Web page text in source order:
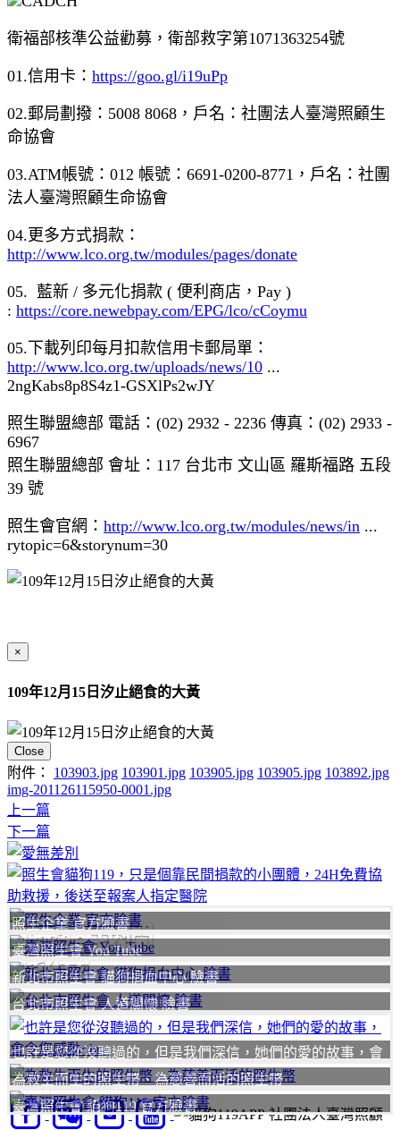
衛福部核準公益勸募，衛部救字第1071363254號
01.信用卡： https://goo.gl/i19uPp
02.郵局劃撥：5008 8068，戶名：社團法人臺灣照顧生
命協會
03.ATM帳號：012 帳號：6691-0200-8771，戶名：社團
法人臺灣照顧生命協會
04.更多方式捐款：
http://www.lco.org.tw/modules/pages/donate
05. 藍新 / 多元化捐款 ( 便利商店，Pay )
: https://core.newebpay.com/EPG/lco/cCoymu
05.下載列印每月扣款信用卡郵局單：
http://www.lco.org.tw/uploads/news/10 ...
2ngKabs8p8S4z1-GSXlPs2wJY
照生聯盟總部 電話：(02) 2932 - 2236 傳真：(02) 2933 -
6967
照生聯盟總部 會址：117 台北市 文山區 羅斯福路 五段
39 號
照生會官網： http://www.lco.org.tw/modules/news/in ...
rytopic=6&storynum=30
×
109年12月15日汐止絕食的大黃
Close
附件： 103903.jpg 103901.jpg 103905.jpg 103905.jpg 103892.jpg
img-201126115950-0001.jpg
上一篇
下一篇
聯絡我們
我要
照生企業 官方臉書
臺灣照生會 You Tube
新北市照生會 貓狗捐血中心 臉書
台北市照生會 人道關懷 臉書
也許是您從沒聽過的，但是我們深信，她們的愛的故事，會
令您感動
為救生而生的照生幣、為慈善而活的照生幣
臺灣照生會 貓狗119 官方臉書
社團法人臺灣照顧